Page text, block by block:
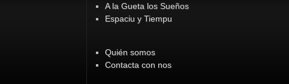
A la Gueta los Sueños
Espaciu y Tiempu
Quién somos
Contacta con nos